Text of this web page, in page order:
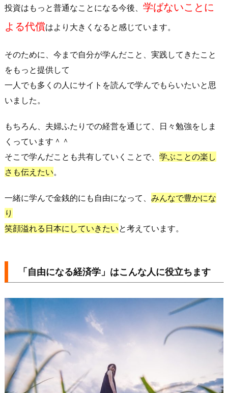
投資はもっと普通なことになる今後、 学ばないことに
よる代償はより大きくなると感じています。
そのために、今まで自分が学んだこと、実践してきたこと
をもっと提供して
一人でも多くの人にサイトを読んで学んでもらいたいと思
いました。
もちろん、夫婦ふたりでの経営を通じて、日々勉強をしま
くっています＾＾
そこで学んだことも共有していくことで、 学ぶことの楽し
さも伝えたい。
一緒に学んで金銭的にも自由になって、 みんなで豊かにな
り
笑顔溢れる日本にしていきたいと考えています。
「自由になる経済学」はこんな人に役立ちます